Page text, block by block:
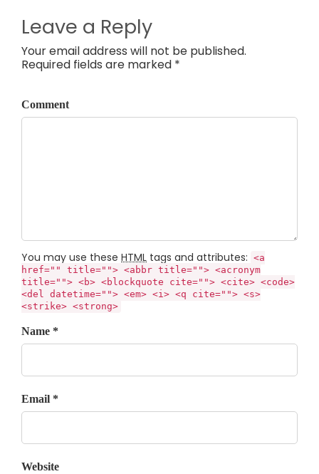
Leave a Reply
Your email address will not be published.
Required fields are marked *
Comment
You may use these HTML tags and attributes: <a
href="" title=""> <abbr title=""> <acronym
title=""> <b> <blockquote cite=""> <cite> <code>
<del datetime=""> <em> <i> <q cite=""> <s>
<strike> <strong>
Name *
Email *
Website